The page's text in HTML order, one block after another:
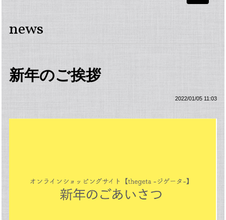
news
新年のご挨拶
2022/01/05 11:03